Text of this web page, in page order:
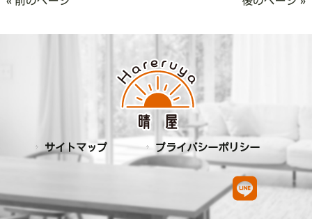
サイトマップ プライバシーポリシー